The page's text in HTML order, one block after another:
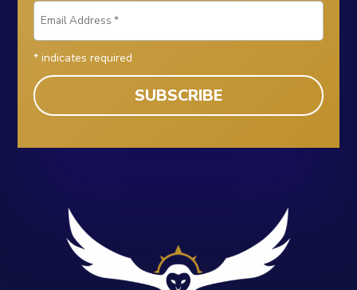
* indicates required